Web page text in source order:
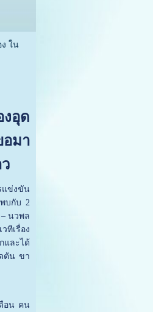
ใน
อุด
มา
แข่งขัน
บกับ 2
นวพล
ทีเรื่อง
และได้
ตัน ขา
อน คน